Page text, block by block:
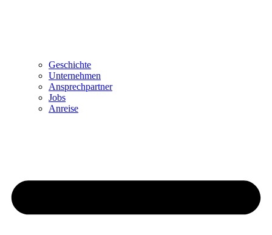
Geschichte
Unternehmen
Ansprechpartner
Jobs
Anreise